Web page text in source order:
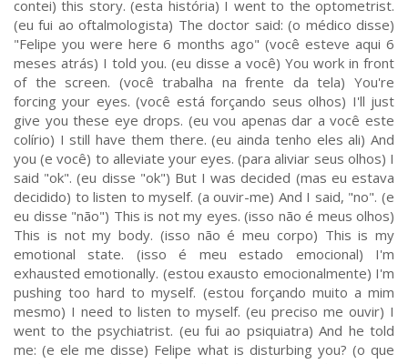
contei) this story. (esta história) I went to the optometrist.
(eu fui ao oftalmologista) The doctor said: (o médico disse)
"Felipe you were here 6 months ago" (você esteve aqui 6
meses atrás) I told you. (eu disse a você) You work in front
of the screen. (você trabalha na frente da tela) You're
forcing your eyes. (você está forçando seus olhos) I'll just
give you these eye drops. (eu vou apenas dar a você este
colírio) I still have them there. (eu ainda tenho eles ali) And
you (e você) to alleviate your eyes. (para aliviar seus olhos) I
said "ok". (eu disse "ok") But I was decided (mas eu estava
decidido) to listen to myself. (a ouvir-me) And I said, "no". (e
eu disse "não") This is not my eyes. (isso não é meus olhos)
This is not my body. (isso não é meu corpo) This is my
emotional state. (isso é meu estado emocional) I'm
exhausted emotionally. (estou exausto emocionalmente) I'm
pushing too hard to myself. (estou forçando muito a mim
mesmo) I need to listen to myself. (eu preciso me ouvir) I
went to the psychiatrist. (eu fui ao psiquiatra) And he told
me: (e ele me disse) Felipe what is disturbing you? (o que